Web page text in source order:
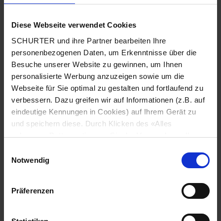
Diese Webseite verwendet Cookies
SCHURTER und ihre Partner bearbeiten Ihre
personenbezogenen Daten, um Erkenntnisse über die
Besuche unserer Website zu gewinnen, um Ihnen
personalisierte Werbung anzuzeigen sowie um die
Webseite für Sie optimal zu gestalten und fortlaufend zu
verbessern. Dazu greifen wir auf Informationen (z.B. auf
eindeutige Kennungen in Cookies) auf Ihrem Gerät zu
und speichern diese. Durch Klicken des «Alles
zulassen»-Buttons stimmen Sie der Verwendung aller
zu. Sie können Ihre Einstellungen jederzeit ändern, indem
Sie auf «Cookie-Einstellungen verwalten» am Seitenende
klicken. Ihre Einstellungen werden unseren Partnern
gemeldet und haben keinen Einfluss auf die
unsererDatenschutzerklärung
Notwendig
Präferenzen
Land*
Postleitzahl